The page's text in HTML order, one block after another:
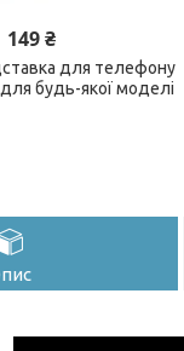
149 ₴
для телефону
будь-якої моделі